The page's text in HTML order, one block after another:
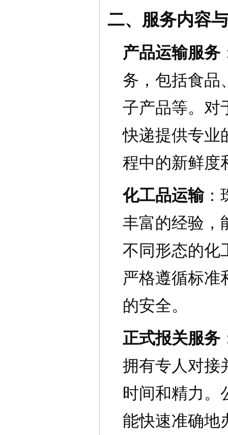
二、服务内容
产品运输服务
务，包括食品
子产品等。对
快递提供专业
程中的新鲜度
化工品运输：
丰富的经验，
不同形态的化
严格遵循标准
的安全。
正式报关服务
拥有专人对接
时间和精力。
能快速准确地